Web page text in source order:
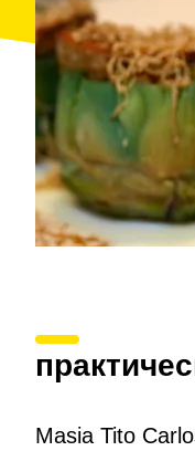
Masia Tito